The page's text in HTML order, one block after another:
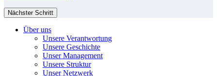
Nächster Schritt
Über uns
Unsere Verantwortung
Unsere Geschichte
Unser Management
Unsere Struktur
Unser Netzwerk